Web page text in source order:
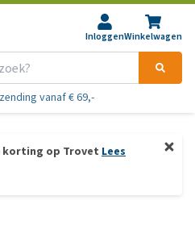
InloggenWinkelwagen
vanaf € 69,-
korting op Trovet Lees